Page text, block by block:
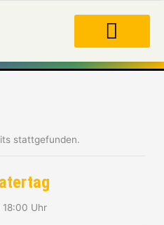
stattgefunden.
18:00 Uhr